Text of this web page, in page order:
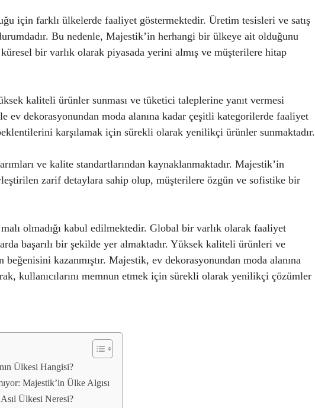
için farklı ülkelerde faaliyet göstermektedir. Üretim tesisleri ve satış
Bu nedenle, Majestik’in herhangi bir ülkeye ait olduğunu
bir varlık olarak piyasada yerini almış ve müşterilere hitap
kaliteli ürünler sunması ve tüketici taleplerine yanıt vermesi
ev dekorasyonundan moda alanına kadar çeşitli kategorilerde faaliyet
karşılamak için sürekli olarak yenilikçi ürünler sunmaktadır.
ve kalite standartlarından kaynaklanmaktadır. Majestik’in
zarif detaylara sahip olup, müşterilere özgün ve sofistike bir
olmadığı kabul edilmektedir. Global bir varlık olarak faaliyet
başarılı bir şekilde yer almaktadır. Yüksek kaliteli ürünleri ve
beğenisini kazanmıştır. Majestik, ev dekorasyonundan moda alanına
kullanıcılarını memnun etmek için sürekli olarak yenilikçi çözümler
Ülkesi Hangisi?
Majestik’in Ülke Algısı
Ülkesi Neresi?